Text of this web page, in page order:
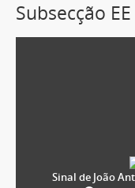
Subsecção
Sinal de João